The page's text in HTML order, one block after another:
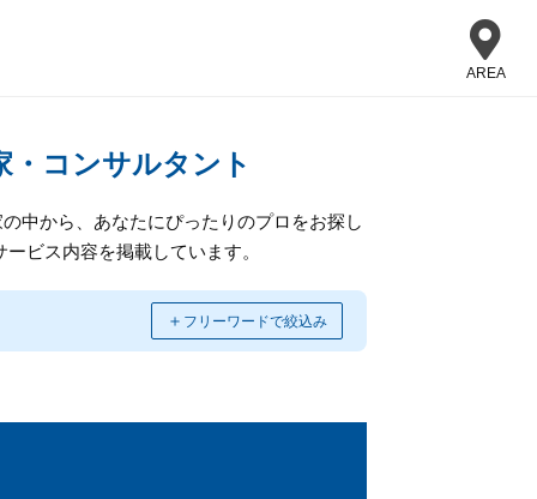
AREA
・コンサルタント
中から、あなたにぴったりのプロをお探し
ビス内容を掲載しています。
＋ フリーワードで絞込み